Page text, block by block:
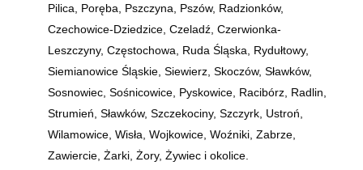
Pilica, Poręba, Pszczyna, Pszów, Radzionków,
Czechowice-Dziedzice, Czeladź, Czerwionka-
Leszczyny, Częstochowa, Ruda Śląska, Rydułtowy,
Siemianowice Śląskie, Siewierz, Skoczów, Sławków,
Sosnowiec, Sośnicowice, Pyskowice, Racibórz, Radlin,
Strumień, Sławków, Szczekociny, Szczyrk, Ustroń,
Wilamowice, Wisła, Wojkowice, Woźniki, Zabrze,
Zawiercie, Żarki, Żory, Żywiec i okolice.